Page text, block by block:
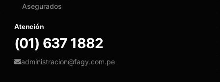
Asegurados
Atención
(01) 637 1882
administracion@fagy.com.pe